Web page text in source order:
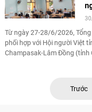
Từ ngày 27-28/6/2026,
phối hợp với Hội người Việt
Champasak-Lâm Đồng
Trước